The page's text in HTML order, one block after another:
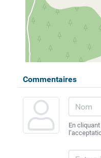
Commentaires
En